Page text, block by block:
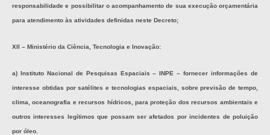
responsabilidade e possibilitar o acompanhamento de sua execução orçamentária
para atendimento às atividades definidas neste Decreto;
XII – Ministério da Ciência, Tecnologia e Inovação:
a) Instituto Nacional de Pesquisas Espaciais – INPE – fornecer informações de
interesse obtidas por satélites e tecnologias espaciais, sobre previsão de tempo,
clima, oceanografia e recursos hídricos, para proteção dos recursos ambientais e
outros interesses legítimos que possam ser afetados por incidentes de poluição
por óleo.